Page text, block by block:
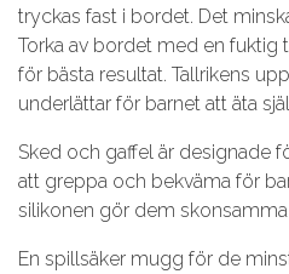
tryckas fast i bordet. Det
Torka av bordet med en fuktig
för bästa resultat. Tallrikens
underlättar för barnet att äta
Sked och gaffel är designade
att greppa och bekväma för
silikonen gör dem
En spillsäker mugg för de